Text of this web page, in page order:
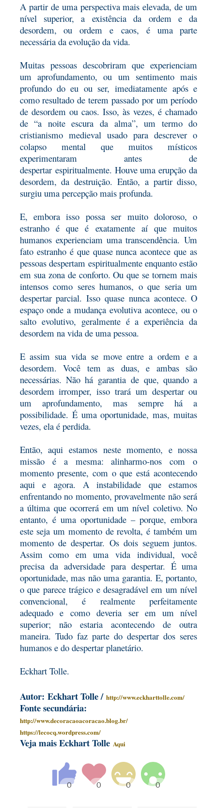
A partir de uma perspectiva mais elevada, de um
nível superior, a existência da ordem e da
desordem, ou ordem e caos, é uma parte
necessária da evolução da vida.
Muitas pessoas descobriram que experienciam
um aprofundamento, ou um sentimento mais
profundo do eu ou ser, imediatamenteapós e
como resultado de terem passado por um período
de desordem ou caos. Isso, às vezes, é chamado
de “a noite escura da alma”, um termo do
cristianismo medieval usado para descrever o
colapso mental que muitos místicos
experimentaram antes de
despertarespiritualmente. Houve uma erupção da
desordem, da destruição. Então, a partir disso,
surgiu uma percepção mais profunda.
E, embora isso possa ser muito doloroso, o
estranho é que é exatamente aí que muitos
humanos experienciam uma transcendência. Um
fato estranho é que quase nunca acontece que as
pessoas despertam espiritualmente enquanto estão
em sua zona de conforto. Ou que se tornem mais
intensos como seres humanos, o que seria um
despertar parcial. Isso quase nunca acontece. O
espaço onde a mudançaevolutiva acontece, ou o
salto evolutivo, geralmente é a experiência da
desordem na vida de uma pessoa.
E assim sua vida se move entre a ordem e a
desordem. Você tem as duas, e ambas são
necessárias. Não há garantiade que, quando a
desordem irromper, isso trará um despertar ou
um aprofundamento, mas sempre há a
possibilidade. É uma oportunidade, mas, muitas
vezes, ela é perdida.
Então, aqui estamos neste momento, e nossa
missão é a mesma: alinharmo-nos com o
momento presente, com o que estáacontecendo
aqui e agora. A instabilidade que estamos
enfrentando no momento, provavelmente não será
a última que ocorrerá em um nível coletivo. No
entanto, é uma oportunidade – porque, embora
este seja um momento de revolta, é também um
momento de despertar. Os dois seguem juntos.
Assim como em uma vida individual, você
precisa da adversidade para despertar. É uma
oportunidade, mas não uma garantia. E, portanto,
o que parece trágico e desagradável em um nível
convencional, é realmente perfeitamente
adequado ecomo deveria ser em um nível
superior; não estaria acontecendo de outra
maneira. Tudo faz parte do despertar dos seres
humanos e do despertar planetário.
Eckhart Tolle.
Autor: Eckhart Tolle / http://www.eckharttolle.com/
Fonte secundária:
http://www.decoracaoacoracao.blog.br/
https://lecocq.wordpress.com/
Veja mais Eckhart Tolle Aqui